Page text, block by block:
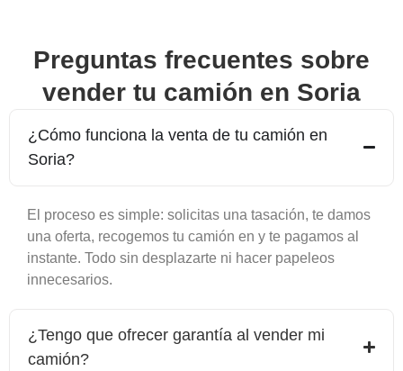
Preguntas frecuentes sobre
vender tu camión en Soria
¿Cómo funciona la venta de tu camión en
Soria?
El proceso es simple: solicitas una tasación, te damos
una oferta, recogemos tu camión en y te pagamos al
instante. Todo sin desplazarte ni hacer papeleos
innecesarios.
¿Tengo que ofrecer garantía al vender mi
camión?